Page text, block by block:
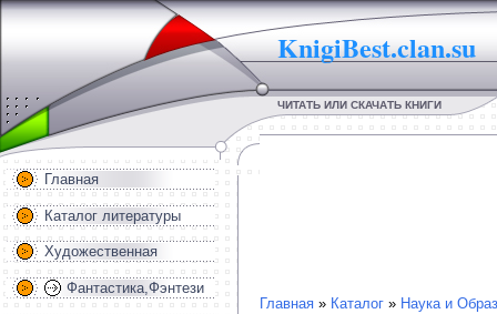
KnigiBest.clan.su
ЧИТАТЬ ИЛИ СКАЧАТЬ КНИГИ
Главная
Каталог литературы
Художественная
Фантастика,Фэнтези
Главная » Каталог » Наука и